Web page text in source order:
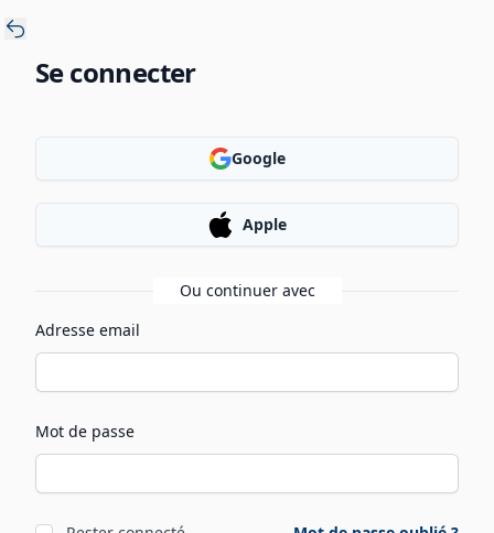
Se connecter
Google
Apple
Ou continuer avec
Adresse email
Mot de passe